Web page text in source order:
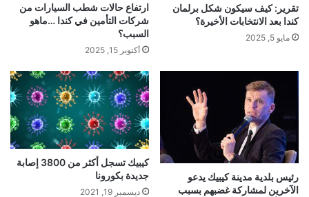
تقرير: كيف سيكون شكل برلمان
كندا بعد الانتخابات الأخيرة؟
مايو 5, 2025
ارتفاع حالات شطب السيارات من
شركات التأمين في كندا …ماهو
السبب؟
أكتوبر 15, 2025
رئيس بلدية مدينة كيبيك يدعو
الآخرين لمشاركة غضبهم بسبب
كيبيك تسجل أكثر من 3800 إصابة
جديدة بكورونا
ديسمبر 19, 2021